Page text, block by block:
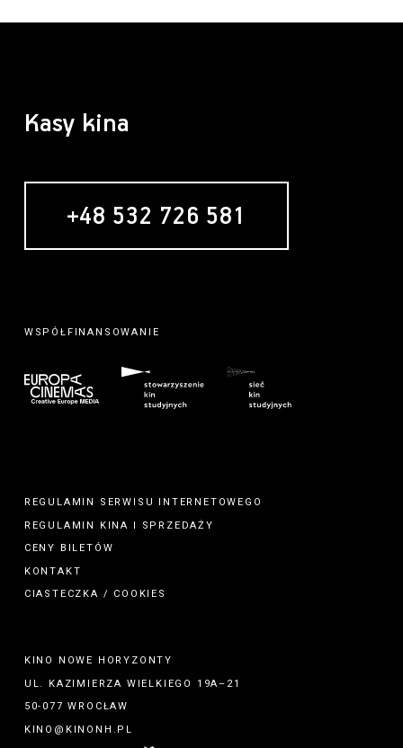
Kasy kina
+48 532 726 581
WSPÓŁFINANSOWANIE
REGULAMIN SERWISU INTERNETOWEGO
REGULAMIN KINA I
SPRZEDAŻY
CENY BILETÓW
KONTAKT
CIASTECZKA / COOKIES
KINO NOWE HORYZONTY
UL. KAZIMIERZA WIELKIEGO 19A–21
50-077 WROCŁAW
KINO@KINONH.PL